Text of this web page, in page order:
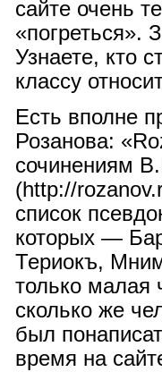
сайте очень
«погреться».
Узнаете, кто
классу
Есть вполне
Розанова:
сочинениям
(http://
список
которых —
Териокъ,
только малая
сколько же
был
время на